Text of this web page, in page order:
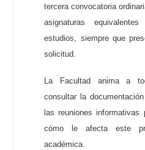
tercera convocatoria
asignaturas
estudios, siempre que
solicitud.
La Facultad anima a
consultar la
las reuniones informativas
cómo le afecta este
académica.